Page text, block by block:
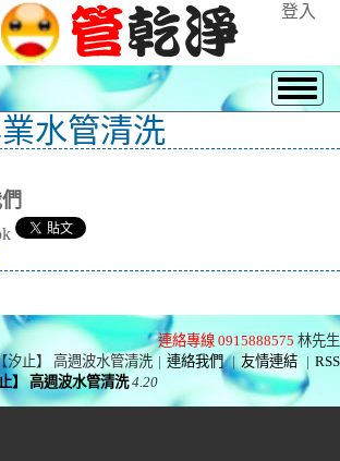
登入
水管清洗
連絡專線 0915888575 林先生
汐止】 高週波水管清洗 | 連絡我們 | 友情連結 | RSS
】 高週波水管清洗4.20